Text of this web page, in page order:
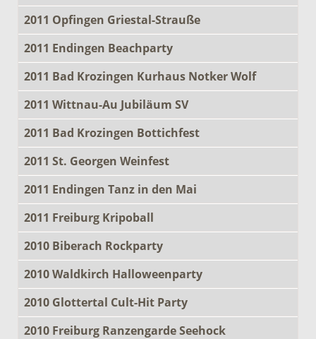
2011 Opfingen Griestal-Strauße
2011 Endingen Beachparty
2011 Bad Krozingen Kurhaus Notker Wolf
2011 Wittnau-Au Jubiläum SV
2011 Bad Krozingen Bottichfest
2011 St. Georgen Weinfest
2011 Endingen Tanz in den Mai
2011 Freiburg Kripoball
2010 Biberach Rockparty
2010 Waldkirch Halloweenparty
2010 Glottertal Cult-Hit Party
2010 Freiburg Ranzengarde Seehock